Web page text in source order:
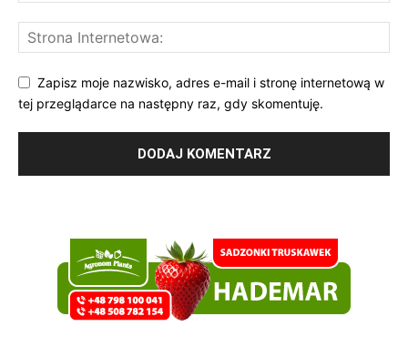
Zapisz moje nazwisko, adres e-mail i stronę internetową w
tej przeglądarce na następny raz, gdy skomentuję.